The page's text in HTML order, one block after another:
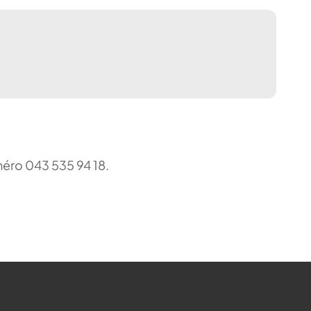
043 535 94 18.